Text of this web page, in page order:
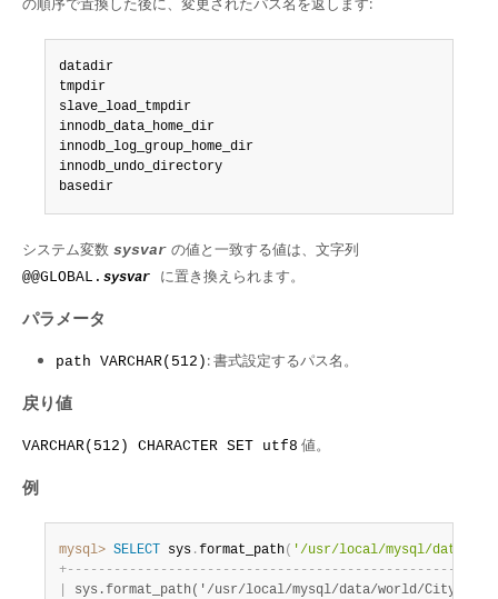
Downloads
Developer Zone
datadir
tmpdir
slave_load_tmpdir
innodb_data_home_dir
innodb_log_group_home_dir
innodb_undo_directory
basedir
システム変数 sysvar の値と一致する値は、文字列
@@GLOBAL. sysvar に置き換えられます。
パラメータ
path VARCHAR(512) : 書式設定するパス名。
戻り値
VARCHAR(512) CHARACTER SET utf8 値。
例
mysql> SELECT sys .format_path( '/usr/local/mysql/data/
+- - - - - - - - - - - - - - - - - - - - - - - - - - - - - - - - - - - - - - - - - - - - - - - - - -
sys.format_path('/usr/local/mysql/data/world/